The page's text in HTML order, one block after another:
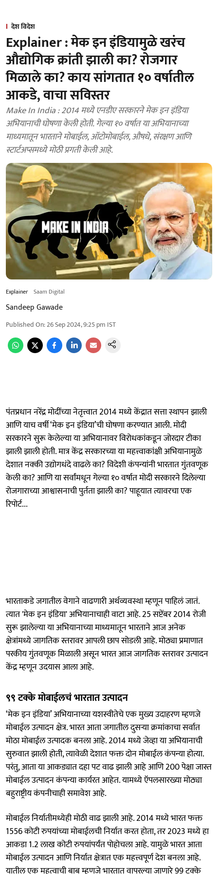
देश विदेश
Explainer : मेक इन इंडियामुळे खरंच
औद्योगिक क्रांती झाली का? रोजगार
मिळाले का? काय सांगतात १० वर्षातील
आकडे, वाचा सविस्तर
Make In India : 2014 मध्ये एनडीए सरकारने मेक इन इंडिया
अभियानाची घोषणा केली होती. गेल्या १० वर्षात या अभियानाच्या
माध्यमातून भारताने मोबाईल, ऑटोमोबाईल, औषधे, संरक्षण आणि
स्टार्टअप्समध्ये मोठी प्रगती केली आहे.
Explainer Saam Digital
Sandeep Gawade
Published On:26 Sep 2024, 9:25 pm IST
पंतप्रधान नरेंद्र मोदींच्या नेतृत्त्वात 2014 मध्ये केंद्रात सत्ता स्थापन झाली
आणि याच वर्षी ‘मेक इन इंडिया’ची घोषणा करण्यात आली. मोदी
सरकारने सुरू केलेल्या या अभियानावर विरोधकांकडून जोरदार टीका
झाली झाली होती. मात्र केंद्र सरकारच्या या महत्त्वाकांक्षी अभियानामुळे
देशात नक्की उद्योगधंदे वाढले का? विदेशी कंपन्यांनी भारतात गुंतवणूक
केली का? आणि या सर्वांमधून गेल्या १० वर्षात मोदी सरकारने दिलेल्या
रोजगाराच्या आश्वासनाची पुर्तता झाली का? पाहूयात त्यावरचा एक
रिपोर्ट...
भारताकडे जगातील वेगाने वाढणारी अर्थव्यवस्था म्हणून पाहिलं जातं.
त्यात 'मेक इन इंडिया' अभियानाचाही वाटा आहे. 25 सप्टेंबर 2014 रोजी
सुरू झालेल्या या अभियानाच्या माध्यमातून भारताने आज अनेक
क्षेत्रांमध्ये जागतिक स्तरावर आपली छाप सोडली आहे. मोठ्या प्रमाणात
परकीय गुंतवणूक मिळाली असून भारत आज जागतिक स्तरावर उत्पादन
केंद्र म्हणून उदयास आला आहे.
९९ टक्के मोबाईलचं भारतात उत्पादन
‘मेक इन इंडिया’ अभियानाच्या यशस्वीतेचे एक मुख्य उदाहरण म्हणजे
मोबाईल उत्पादन क्षेत्र. भारत आता जगातील दुसऱ्या क्रमांकाचा सर्वात
मोठा मोबाईल उत्पादक बनला आहे. 2014 मध्ये जेव्हा या अभियानाची
सुरुवात झाली होती, त्यावेळी देशात फक्त दोन मोबाईल कंपन्या होत्या.
परंतु, आता या आकड्यात दहा पट वाढ झाली आहे आणि 200 पेक्षा जास्त
मोबाईल उत्पादन कंपन्या कार्यरत आहेत. यामध्ये ऍपलसारख्या मोठ्या
बहुराष्ट्रीय कंपनीचाही समावेश आहे.
मोबाईल निर्यातीमध्येही मोठी वाढ झाली आहे. 2014 मध्ये भारत फक्त
1556 कोटी रुपयांच्या मोबाईलची निर्यात करत होता, तर 2023 मध्ये हा
आकडा 1.2 लाख कोटी रुपयांपर्यंत पोहोचला आहे. यामुळे भारत आता
मोबाईल उत्पादन आणि निर्यात क्षेत्रात एक महत्त्वपूर्ण देश बनला आहे.
यातील एक महत्वाची बाब म्हणजे भारतात वापरल्या जाणारे 99 टक्के